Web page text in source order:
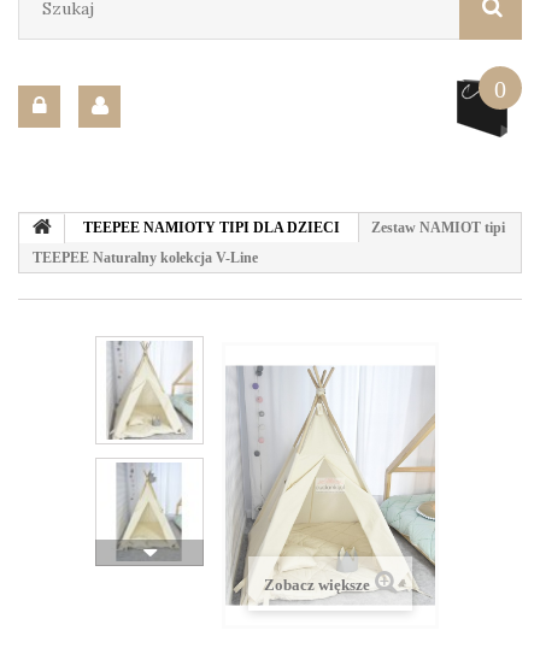
0
TEEPEE NAMIOTY TIPI DLA DZIECI
Zestaw NAMIOT tipi
TEEPEE Naturalny kolekcja V-Line
Zobacz większe